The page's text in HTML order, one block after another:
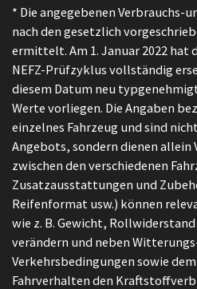
* Die angegebenen Verbrauchs-
nach den gesetzlich
ermittelt. Am 1. Januar 2022 hat
NEFZ-Prüfzyklus vollständig
diesem Datum neu
Werte vorliegen. Die Angaben
einzelnes Fahrzeug und sind
Angebots, sondern dienen allein
zwischen den verschiedenen
Zusatzausstattungen und
Reifenformat usw.) können
wie z. B. Gewicht,
verändern und neben
Verkehrsbedingungen sowie
Fahrverhalten den